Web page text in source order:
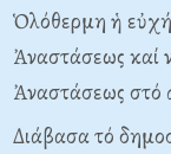
Ὁλόθερμη ἡ
Ἀναστάσεως καί
Ἀναστάσεως στό
Διάβασα τό